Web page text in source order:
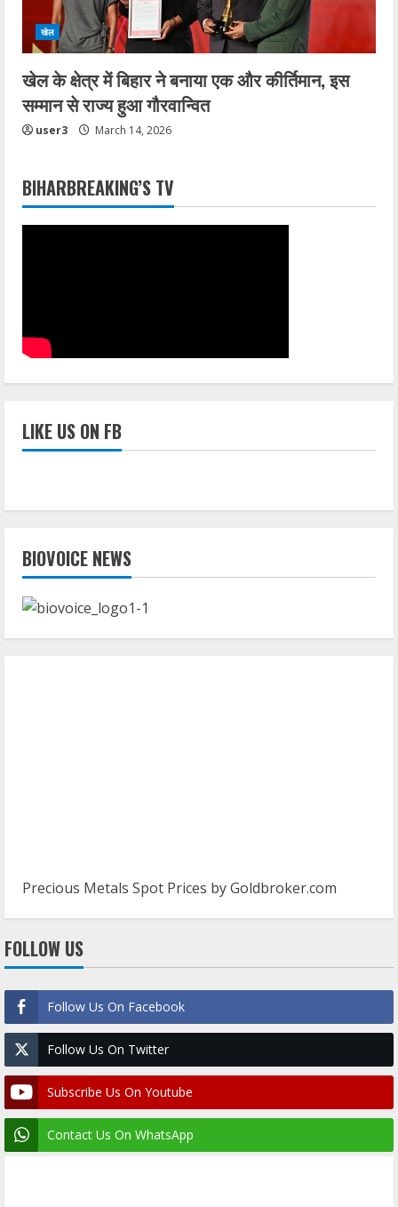
खेल
खेल के क्षेत्र में बिहार ने बनाया एक और कीर्तिमान, इस
सम्मान से राज्य हुआ गौरवान्वित
user3 March 14, 2026
BIHARBREAKING’S TV
LIKE US ON FB
BIOVOICE NEWS
Precious Metals Spot Prices byGoldbroker.com
FOLLOW US
Follow Us On Facebook
Follow Us On Twitter
Subscribe Us On Youtube
Contact Us On WhatsApp